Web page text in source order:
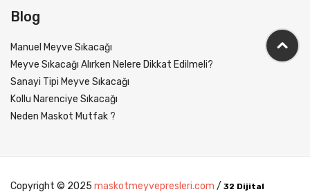
Blog
Manuel Meyve Sıkacağı
Meyve Sıkacağı Alırken Nelere Dikkat Edilmeli?
Sanayi Tipi Meyve Sıkacağı
Kollu Narenciye Sıkacağı
Neden Maskot Mutfak ?
Copyright © 2025 maskotmeyvepresleri.com / 32 Dijital